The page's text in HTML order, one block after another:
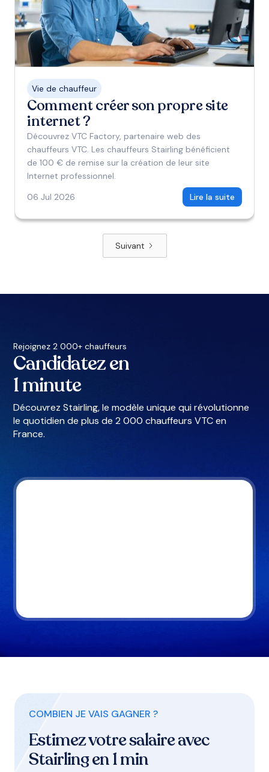
Vie de chauffeur
Comment créer son propre site
internet ?
Découvrez VTC Factory, partenaire web des
chauffeurs VTC. Les chauffeurs Stairling bénéficient
de 100 € de remise sur la création de leur site
Internet professionnel.
06 Jul 2026
Lire la suite
Suivant
Rejoignez 2 000+ chauffeurs
Candidatez en
1 minute
Découvrez Stairling, le modèle unique qui révolutionne
le quotidien de plus de 2 000 chauffeurs VTC en
France.
COMBIEN JE VAIS GAGNER ?
Estimez votre salaire avec
Stairling en 1 min